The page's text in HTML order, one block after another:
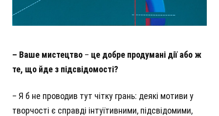
– Ваше мистецтво – це добре продумані дії або ж
те, що йде з підсвідомості?
– Я б не проводив тут чітку грань: деякі мотиви у
творчості є справді інтуїтивними, підсвідомими,